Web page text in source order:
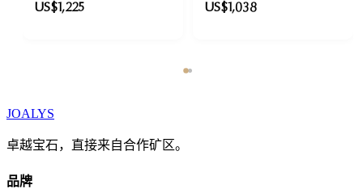
US$1,225 US$1,038
JOALYS
卓越宝石，直接来自合作矿区。
品牌